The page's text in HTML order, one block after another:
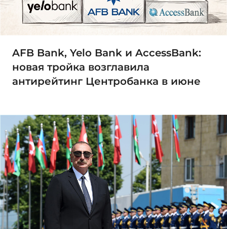
AFB Bank, Yelo Bank и AccessBank:
новая тройка возглавила
антирейтинг Центробанка в июне